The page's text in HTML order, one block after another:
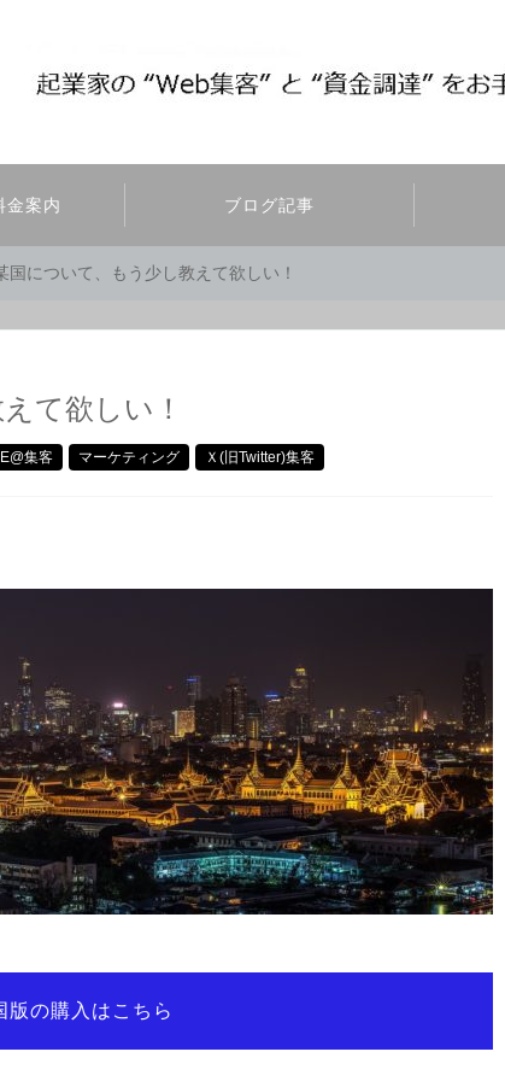
金案内 ブログ記事
国について、もう少し教えて欲しい！
て欲しい！
集客 マーケティング Ｘ(旧Twitter)集客
版の購入はこちら